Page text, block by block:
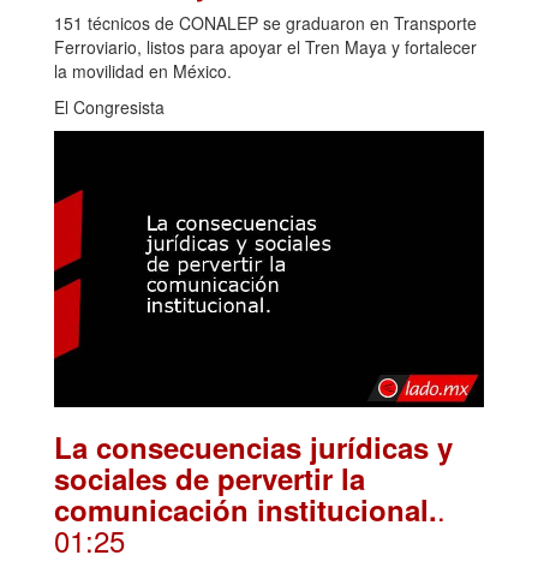
151 técnicos de CONALEP se graduaron en Transporte
Ferroviario, listos para apoyar el Tren Maya y fortalecer
la movilidad en México.
El Congresista
La consecuencias jurídicas y
sociales de pervertir la
comunicación institucional..
01:25